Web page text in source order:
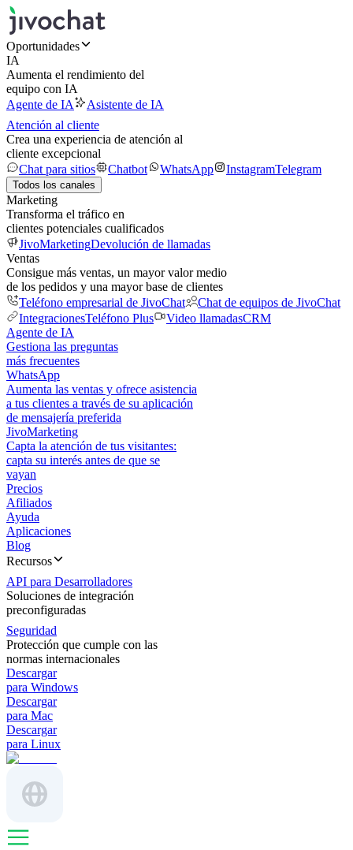
Oportunidades
IA
Aumenta el rendimiento del
equipo con IA
Agente de IA
Asistente de IA
Atención al cliente
Crea una experiencia de atención al
cliente excepcional
Chat para sitios
Chatbot WhatsApp InstagramTelegram
Todos los canales
Marketing
Transforma el tráfico en
clientes potenciales cualificados
JivoMarketingDevolución de llamadas
Ventas
Consigue más ventas, un mayor valor medio
de los pedidos y una mayor base de clientes
Teléfono empresarial de JivoChat
Chat de equipos de JivoChat
IntegracionesTeléfono Plus Video llamadasCRM
Agente de IA
Gestiona las preguntas
más frecuentes
WhatsApp
Aumenta las ventas y ofrece asistencia
a tus clientes a través de su aplicación
de mensajería preferida
JivoMarketing
Capta la atención de tus visitantes:
capta su interés antes de que se
vayan
Precios
Afiliados
Ayuda
Aplicaciones
Blog
Recursos
API para Desarrolladores
Soluciones de integración
preconfiguradas
Seguridad
Protección que cumple con las
normas internacionales
Descargar
para Windows
Descargar
para Mac
Descargar
para Linux